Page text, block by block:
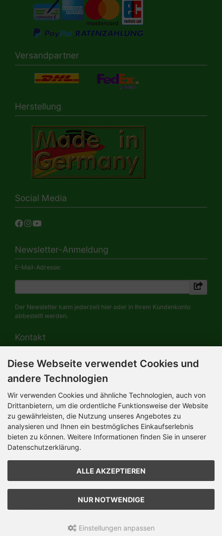
Versandpartner
Herstellung
Social Media
Newsletter-Anmeldung
E-Mail-Adresse:
Der Newsletter kann jederzeit hier oder in Ihrem Kundenkonto
abbestellt werden.
Kontakt
HERMANN-Spielwaren GmbH
Im Grund 9-11
Mo-Do 8.00 bis 16.30 Uhr
Bürozeiten:
Mo-Do 8.00 bis 16.30 Uhr
Fr 8.00 bis 12.30 Uhr
+49 (0) 09561 85900
info@hermann.de
Geschäftsführer
Handelsregister Amtsgericht Coburg
Diese Webseite verwendet Cookies und
andere Technologien
Wir verwenden Cookies und ähnliche Technologien, auch von
Drittanbietern, um die ordentliche Funktionsweise der Website
zu gewährleisten, die Nutzung unseres Angebotes zu
analysieren und Ihnen ein bestmögliches Einkaufserlebnis
bieten zu können. Weitere Informationen finden Sie in unserer
Datenschutzerklärung.
ALLE AKZEPTIEREN
NUR NOTWENDIGE
Einstellungen anpassen